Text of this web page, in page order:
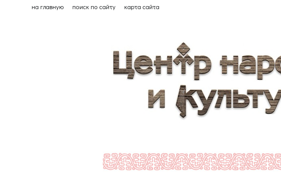
на главную поиск по сайту карта сайта